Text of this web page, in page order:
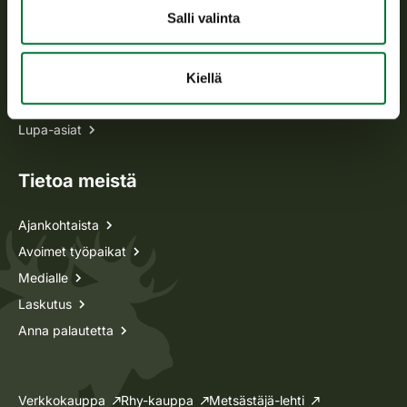
Salli valinta
Kiellä
Oma riista -asiat
Lupa-asiat
Tietoa meistä
Ajankohtaista
Avoimet työpaikat
Medialle
Laskutus
Anna palautetta
Verkkokauppa Rhy-kauppa Metsästäjä-lehti